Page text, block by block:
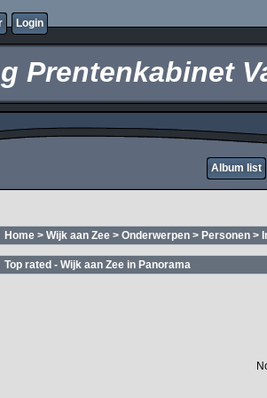
Login
Prentenkabinet
Album list
Home > Wijk aan Zee > Onderwerpen > Personen >
Top rated - Wijk aan Zee in Panorama